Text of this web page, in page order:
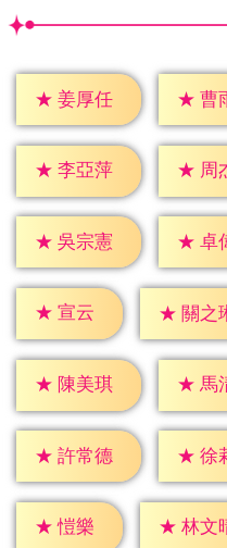
★ 姜厚任 ★ 曹
★ 李亞萍 ★ 周
★ 吳宗憲 ★ 卓
★ 宣云 ★ 關之
★ 陳美琪 ★ 馬
★ 許常德 ★ 徐
★ 愷樂 ★ 林文